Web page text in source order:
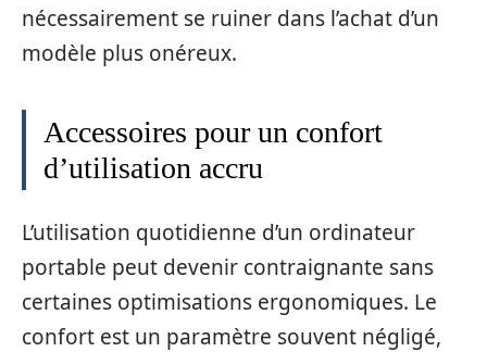
nécessairement se ruiner dans l’achat d’un
modèle plus onéreux.
Accessoires pour un confort
d’utilisation accru
L’utilisation quotidienne d’un ordinateur
portable peut devenir contraignante sans
certaines optimisations ergonomiques. Le
confort est un paramètre souvent négligé,